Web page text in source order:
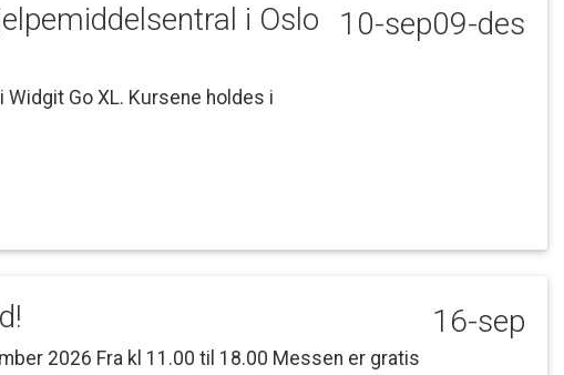
i Oslo
i Widgit Go XL. Kursene holdes i
10-sep09-des
2026 Fra kl 11.00 til 18.00 Messen er gratis
16-sep